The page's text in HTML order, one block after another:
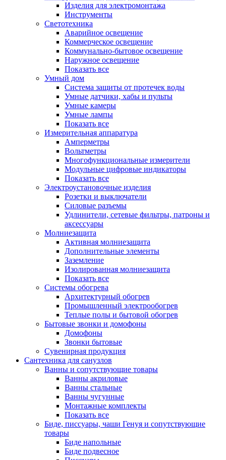
Изделия для электромонтажа
Инструменты
Светотехника
Аварийное освещение
Коммерческое освещение
Коммунально-бытовое освещение
Наружное освещение
Показать все
Умный дом
Система защиты от протечек воды
Умные датчики, хабы и пульты
Умные камеры
Умные лампы
Показать все
Измерительная аппаратура
Амперметры
Вольтметры
Многофункциональные измерители
Модульные цифровые индикаторы
Показать все
Электроустановочные изделия
Розетки и выключатели
Силовые разъемы
Удлинители, сетевые фильтры, патроны и
аксессуары
Молниезащита
Активная молниезащита
Дополнительные элементы
Заземление
Изолированная молниезащита
Показать все
Системы обогрева
Архитектурный обогрев
Промышленный электрообогрев
Теплые полы и бытовой обогрев
Бытовые звонки и домофоны
Домофоны
Звонки бытовые
Сувенирная продукция
Сантехника для санузлов
Ванны и сопутствующие товары
Ванны акриловые
Ванны стальные
Ванны чугунные
Монтажные комплекты
Показать все
Биде, писсуары, чаши Генуя и сопутствующие
товары
Биде напольные
Биде подвесное